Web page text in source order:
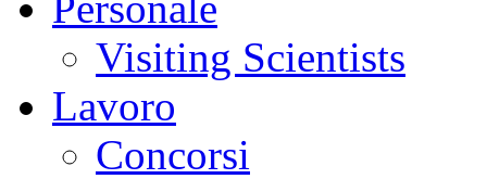
Visiting Scientists
Lavoro
Concorsi